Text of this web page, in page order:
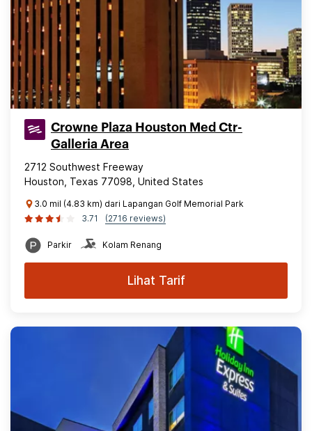
Crowne Plaza Houston Med Ctr-
Galleria Area
2712 Southwest Freeway
Houston, Texas 77098, United States
3.0 mil (4.83 km) dari Lapangan Golf Memorial Park
3.71
(2716 reviews)
Parkir Kolam Renang
Lihat Tarif